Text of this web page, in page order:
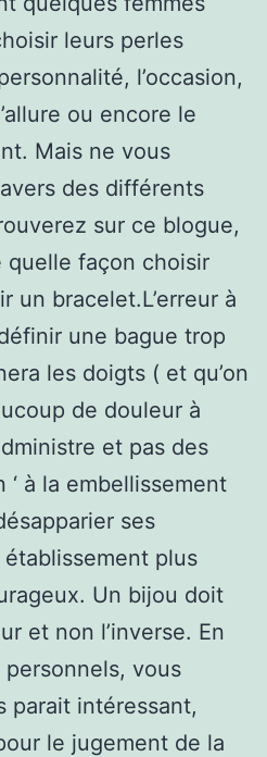
leurs perles
l’occasion,
ou encore le
Mais ne vous
des différents
sur ce blogue,
quelle façon choisir
un bracelet.L’erreur à
une bague trop
les doigts ( et qu’on
de douleur à
et pas des
‘ à la embellissement
ses
plus
Un bijou doit
et non l’inverse. En
vous
parait intéressant,
le jugement de la